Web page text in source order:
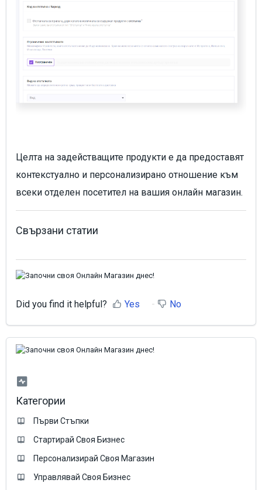
Целта на задействащите продукти е да предоставят
контекстуално и персонализирано отношение към
всеки отделен посетител на вашия онлайн магазин.
Свързани статии
Did you find it helpful? Yes No
Категории
Първи Стъпки
Стартирай Своя Бизнес
Персонализирай Своя Магазин
Управлявай Своя Бизнес